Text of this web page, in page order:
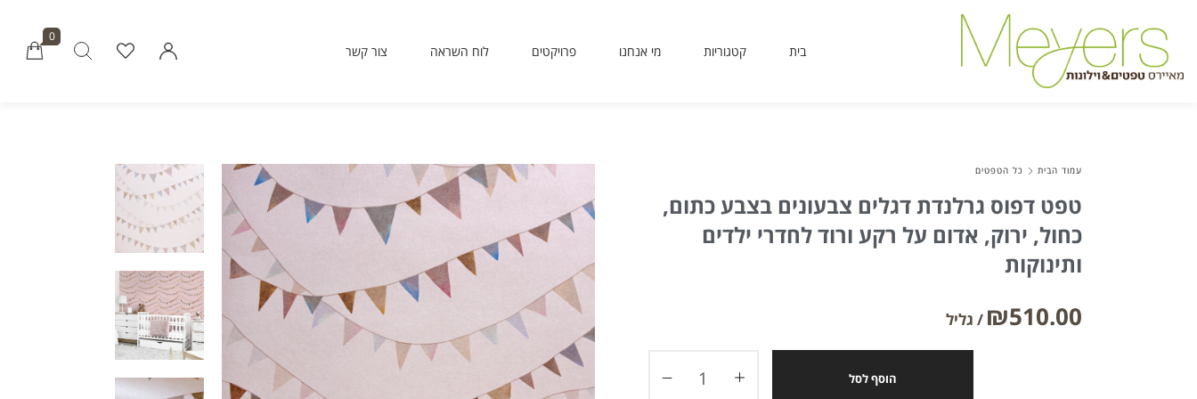
even hire freelancers. With an industry-leading
marketplace paired with an unlimited
subscription service, Envato helps creatives
like you get projects done faster.
About Envato
Careers
Community
Blog
בית קטגוריות מי אנחנו פרויקטים לוח השראה צור קשר
0
עמוד הבית כל הטפטים
טפט דפוס גרלנדת דגלים צבעונים בצבע כתום,
כחול, ירוק, אדום על רקע ורוד לחדרי ילדים
ותינוקות
₪510.00
הוסף לסל